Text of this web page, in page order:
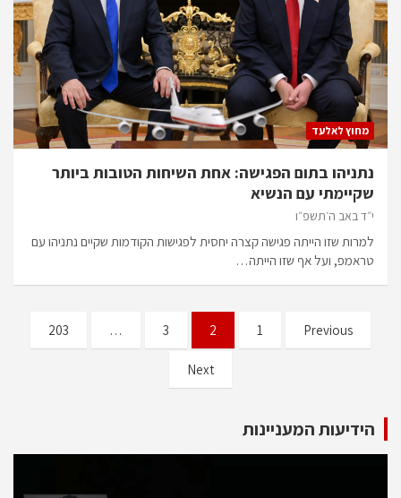
מחוץ לאלעד
נתניהו בתום הפגישה: אחת השיחות הטובות ביותר
שקיימתי עם הנשיא
י״ד באב ה׳תשפ״ו
למרות שזו הייתה פגישה קצרה יחסית לפגישות הקודמות שקיים נתניהו עם
טראמפ, ועל אף שזו הייתה…
Posts
pagination
Previous
1
2
3
…
203
Next
הידיעות המעניינות